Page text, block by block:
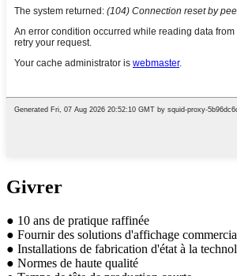
Givrer
● 10 ans de pratique raffinée
● Fournir des solutions d'affichage
● Installations de fabrication d'état à la
● Normes de haute qualité